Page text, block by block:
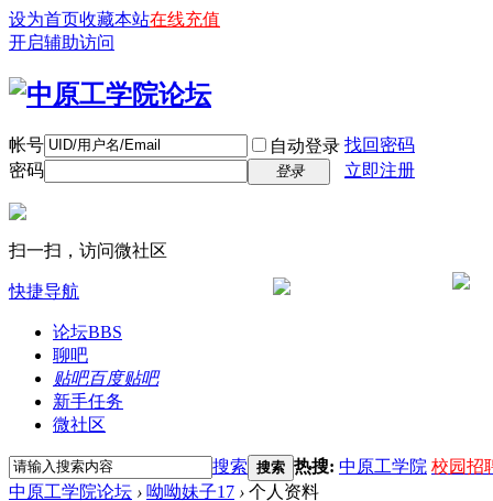
设为首页收藏本站在线充值
开启辅助访问
帐号 自动登录 找回密码
密码
登录 立即注册
扫一扫，访问微社区
快捷导航
论坛BBS
聊吧
贴吧百度贴吧
新手任务
微社区
搜索 搜索 热搜: 中原工学院 校园招
中原工学院论坛 › 呦呦妹子17 › 个人资料